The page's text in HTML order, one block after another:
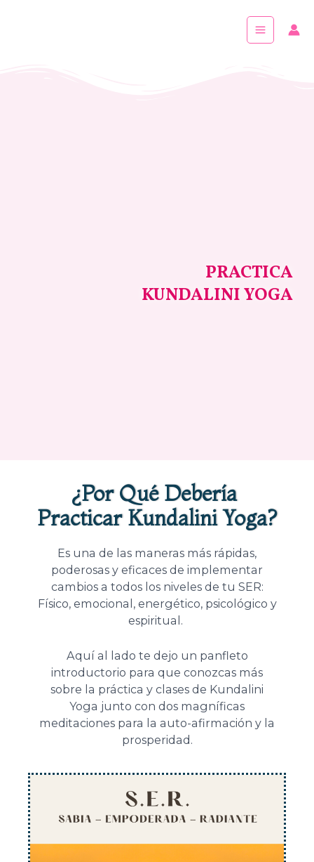
Main
Menu
PRACTICA
KUNDALINI YOGA
¿Por Qué Debería
PracticarKundalini Yoga?
Es una de las maneras más rápidas,
poderosas y eficaces de implementar
cambios a todos los niveles de tu SER:
Físico, emocional, energético, psicológico y
espiritual.
Aquí al lado te dejo un panfleto
introductorio para que conozcas más
sobre la práctica y clases de Kundalini
Yoga junto con dos magníficas
meditaciones para la auto-afirmación y la
prosperidad.